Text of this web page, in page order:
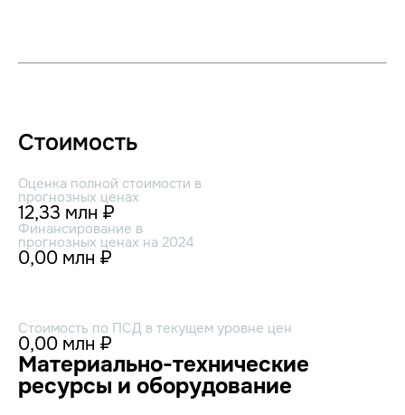
Стоимость
Оценка полной стоимости в
прогнозных ценах
12,33 млн ₽
Финансирование в
прогнозных ценах на 2024
0,00 млн ₽
Стоимость по ПСД в текущем уровне цен
0,00 млн ₽
Материально-технические
ресурсы и оборудование